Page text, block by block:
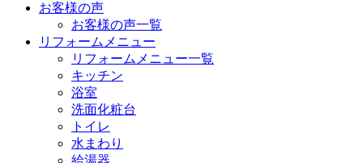
お客様の声
お客様の声一覧
リフォームメニュー
リフォームメニュー一覧
キッチン
浴室
洗面化粧台
トイレ
水まわり